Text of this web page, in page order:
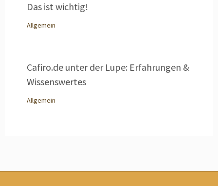
Das ist wichtig!
Allgemein
Cafiro.de unter der Lupe: Erfahrungen &
Wissenswertes
Allgemein